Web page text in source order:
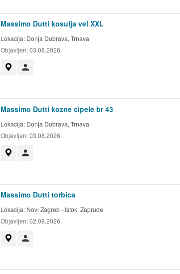
Massimo Dutti kosulja vel XXL
Lokacija: Donja Dubrava, Trnava
Objavljen:03.08.2026.
Massimo Dutti kozne cipele br 43
Lokacija: Donja Dubrava, Trnava
Objavljen:03.08.2026.
Massimo Dutti torbica
Lokacija: Novi Zagreb - Istok, Zapruđe
Objavljen:02.08.2026.